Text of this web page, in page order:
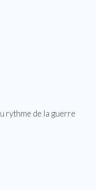
rythme de la guerre